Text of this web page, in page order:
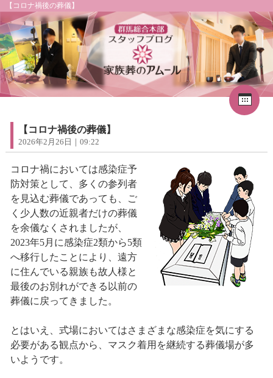
【コロナ禍後の葬儀】
1
3 4
9
10 11
16
17 18 19 20 21
22
23
24 25 26
30
【コロナ禍後の葬儀】
2026年2月26日｜09:22
コロナ禍においては感染症予
防対策として、多くの参列者
を見込む葬儀であっても、ご
く少人数の近親者だけの葬儀
を余儀なくされましたが、
2023年5月に感染症2類から5類
へ移行したことにより、遠方
に住んでいる親族も故人様と
最後のお別れができる以前の
葬儀に戻ってきました。
とはいえ、式場においてはさまざまな感染症を気にする
必要がある観点から、マスク着用を継続する葬儀場が多
いようです。